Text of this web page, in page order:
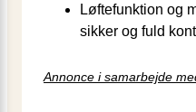
Løftefunktion og
sikker og fuld
Annonce i samarbejde